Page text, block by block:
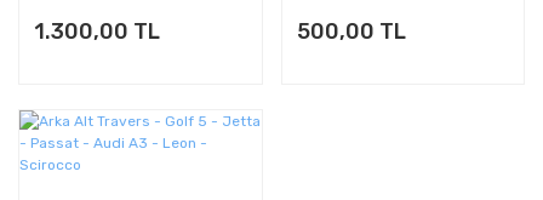
1.300,00 TL 500,00 TL